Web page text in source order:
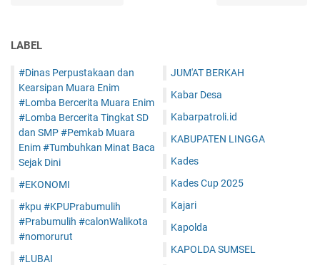
LABEL
#Dinas Perpustakaan dan
Kearsipan Muara Enim
#Lomba Bercerita Muara Enim
#Lomba Bercerita Tingkat SD
dan SMP #Pemkab Muara
Enim #Tumbuhkan Minat Baca
Sejak Dini
#EKONOMI
#kpu #KPUPrabumulih
#Prabumulih #calonWalikota
#nomorurut
#LUBAI
JUM'AT BERKAH
Kabar Desa
Kabarpatroli.id
KABUPATEN LINGGA
Kades
Kades Cup 2025
Kajari
Kapolda
KAPOLDA SUMSEL